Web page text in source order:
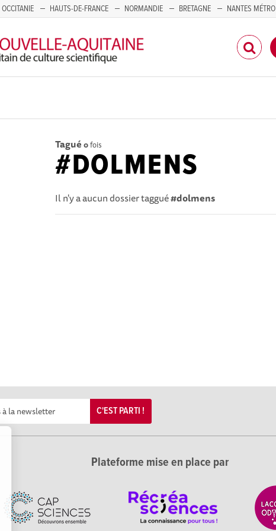
OCCITANIE HAUTS-DE-FRANCE NORMANDIE BRETAGNE NANTES MÉTRO
Tagué 0fois
#DOLMENS
Il n'y a aucun dossier taggué#dolmens
C'EST PARTI !
Plateforme mise en place par